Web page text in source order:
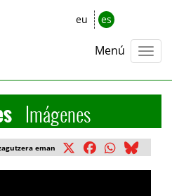
eu es
Menú
Imágenes
eman